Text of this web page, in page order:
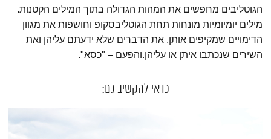
תמצית הפודקאסט
הגוטליבים מחפשים את המהות הגדולה בתוך המילים הקטנות.
מילים יומיומיות מונחות תחת הגוטליבסקופ וחושפות את מגוון
הדימויים שמקיפים אותן, את הדברים שלא ידעתם עליהן ואת
השירים שנכתבו איתן או עליהן.והפעם – "כסא".
כדאי להקשיב גם: